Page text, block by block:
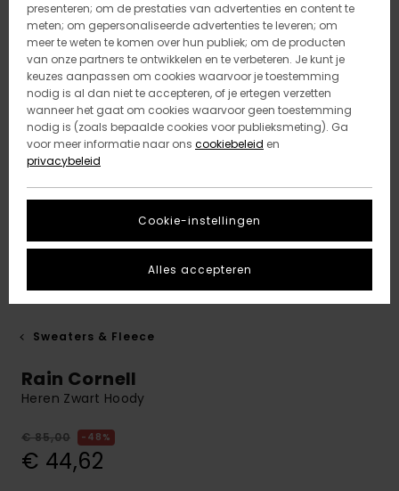
Sweaters & Fleece
Rain Cornell
Heren Zwart Hoody
€ 85,00 48%
€ 44,62
presenteren; om de prestaties van advertenties en content te
meten; om gepersonaliseerde advertenties te leveren; om
meer te weten te komen over hun publiek; om de producten
van onze partners te ontwikkelen en te verbeteren. Je kunt je
keuzes aanpassen om cookies waarvoor je toestemming
nodig is al dan niet te accepteren, of je ertegen verzetten
wanneer het gaat om cookies waarvoor geen toestemming
nodig is (zoals bepaalde cookies voor publieksmeting). Ga
voor meer informatie naar ons cookiebeleid en
privacybeleid
Cookie-instellingen
Alles accepteren